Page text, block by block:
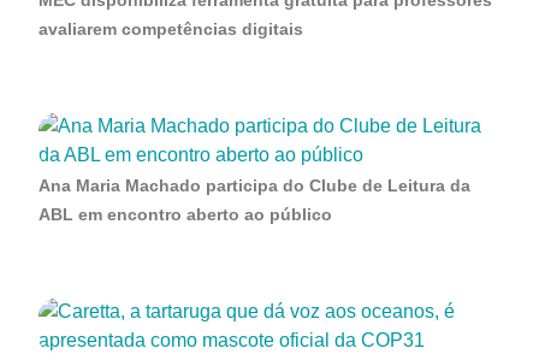
avaliarem competências digitais
Ana Maria Machado participa do Clube de Leitura da
ABL em encontro aberto ao público